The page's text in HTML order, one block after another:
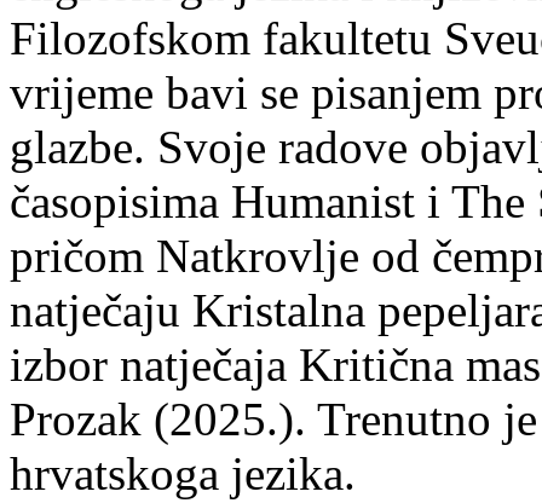
Filozofskom fakultetu
vrijeme bavi se pisanjem
glazbe. Svoje radove
časopisima Humanist i
pričom Natkrovlje od
natječaju Kristalna
izbor natječaja Kritična
Prozak (2025.). Trenutno
hrvatskoga jezika.